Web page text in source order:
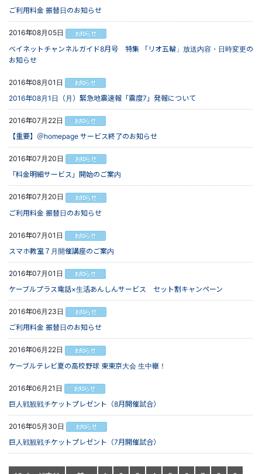
ご利用料金 振替日のお知らせ
2016年08月05日
ベイネットチャンネルガイド8月号 特集 「リオ五輪」放送内容・日時変更の
お知らせ
2016年08月01日
2016年08月1日（月）緊急地震速報「震度7」発報について
2016年07月22日
【重要】＠homepage サービス終了のお知らせ
2016年07月20日
「料金明細サービス」開始のご案内
2016年07月20日
ご利用料金 振替日のお知らせ
2016年07月01日
スマホ教室７月開催講座のご案内
2016年07月01日
ケーブルプラス電話×生活あんしんサービス セット割キャンペーン
2016年06月23日
ご利用料金 振替日のお知らせ
2016年06月22日
ケーブルテレビ夏の高校野球 東東京大会 生中継！
2016年06月21日
巨人戦観戦チケットプレゼント（8月開催試合）
2016年05月30日
巨人戦観戦チケットプレゼント（7月開催試合）